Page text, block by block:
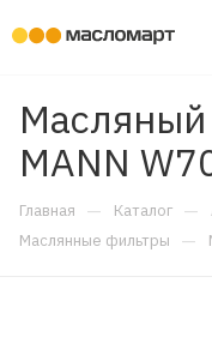
MANN
Главная — Каталог —
Маслянные фильтры —